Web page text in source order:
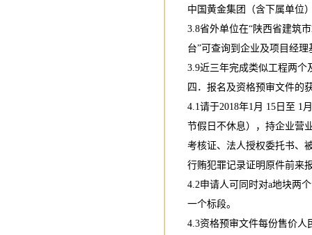
中国黄金集团（含下属单位
3.8省外单位在“陕西省建筑
台”可查询到企业及项目经理
3.9近三年完成类似工程两个
四．报名及资格预审文件的
4.1请于2018年1月 15日至 1
节假日不休息），持企业营
考核证、法人授权委托书、
行贿犯罪记录证明原件前来
4.2申请人可同时对a地块两
一个标段。
4.3资格预审文件每份售价人